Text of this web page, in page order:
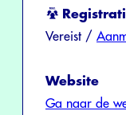
Vereist /
Website
Ga naar de